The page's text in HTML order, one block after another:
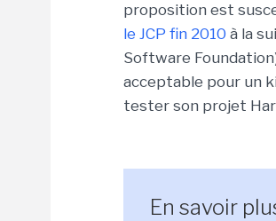
proposition est
le JCP fin 2010 à la
Software
acceptable pour un
tester son projet
En savoir